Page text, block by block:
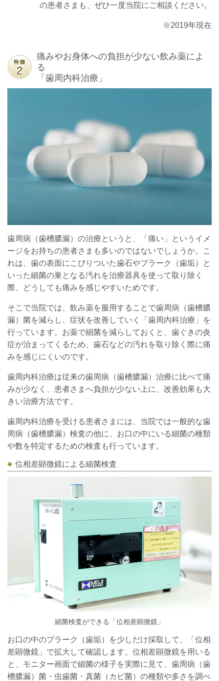
の患者さまも、ぜひ一度当院にご相談ください。
※2019年現在
痛みやお身体への負担が少ない飲み薬によ
る
「歯周内科治療」
歯周病（歯槽膿漏）の治療というと、「痛い」というイメ
ージをお持ちの患者さまも多いのではないでしょうか。こ
れは、歯の表面にこびりついた歯石やプラーク（歯垢）と
いった細菌の巣となる汚れを治療器具を使って取り除く
際、どうしても痛みを感じやすいためです。
そこで当院では、飲み薬を服用することで歯周病（歯槽膿
漏）菌を減らし、症状を改善していく「歯周内科治療」を
行っています。お薬で細菌を減らしておくと、歯ぐきの炎
症が治まってくるため、歯石などの汚れを取り除く際に痛
みを感じにくいのです。
歯周内科治療は従来の歯周病（歯槽膿漏）治療に比べて痛
みが少なく、患者さまへ負担が少ない上に、改善効果も大
きい治療方法です。
歯周内科治療を受ける患者さまには、 当院では一般的な歯
周病（歯槽膿漏）検査の他に、お口の中にいる細菌の種類
や数を特定するための検査も行っています。
位相差顕微鏡による細菌検査
細菌検査ができる「位相差顕微鏡」
お口の中のプラーク（歯垢）を少しだけ採取して、「位相
差顕微鏡」で拡大して確認します。位相差顕微鏡を用いる
と、モニター画面で細菌の様子を実際に見て、歯周病（歯
槽膿漏）菌・虫歯菌・真菌（カビ菌）の種類や多さを調べ